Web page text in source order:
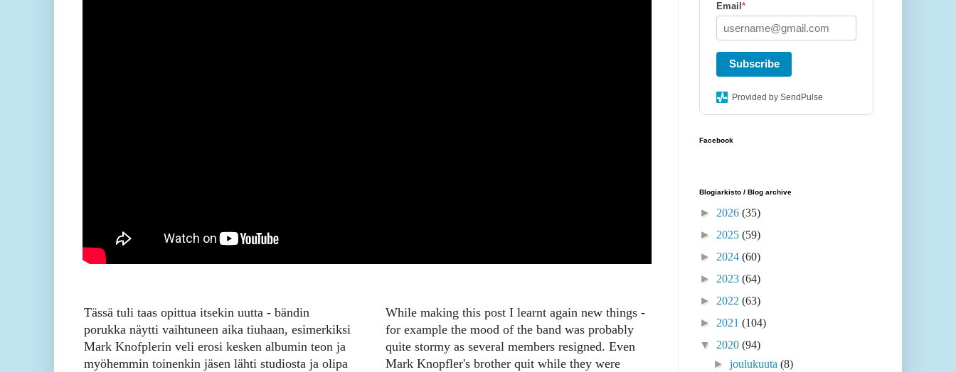
Tässä tuli taas opittua itsekin uutta - bändin
porukka näytti vaihtuneen aika tiuhaan, esimerkiksi
Mark Knofplerin veli erosi kesken albumin teon ja
myöhemmin toinenkin jäsen lähti studiosta ja olipa
While making this post I learnt again new things -
for example the mood of the band was probably
quite stormy as several members resigned. Even
Mark Knopfler's brother quit while they were
Email *
Subscribe
Provided by SendPulse
Facebook
Blogiarkisto / Blog archive
► 2026 (35)
► 2025 (59)
► 2024 (60)
► 2023 (64)
► 2022 (63)
► 2021 (104)
▼ 2020 (94)
►joulukuuta(8)